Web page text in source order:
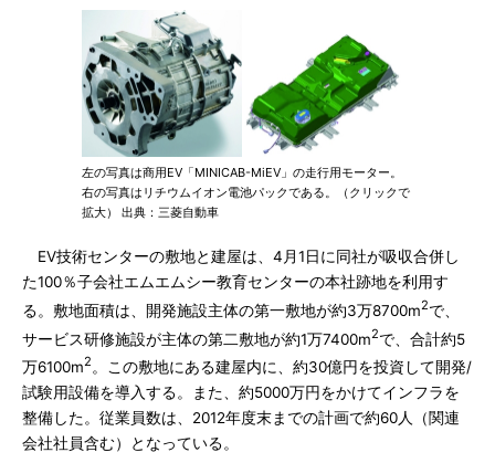
左の写真は商用EV「MINICAB-MiEV」の走行用モーター。
右の写真はリチウムイオン電池パックである。（クリックで
拡大） 出典：三菱自動車
EV技術センターの敷地と建屋は、4月1日に同社が吸収合併し
た100％子会社エムエムシー教育センターの本社跡地を利用す
る。敷地面積は、開発施設主体の第一敷地が約3万8700m2で、
サービス研修施設が主体の第二敷地が約1万7400m2で、合計約5
万6100m2 。この敷地にある建屋内に、約30億円を投資して開発/
試験用設備を導入する。また、約5000万円をかけてインフラを
整備した。従業員数は、2012年度末までの計画で約60人（関連
会社社員含む）となっている。